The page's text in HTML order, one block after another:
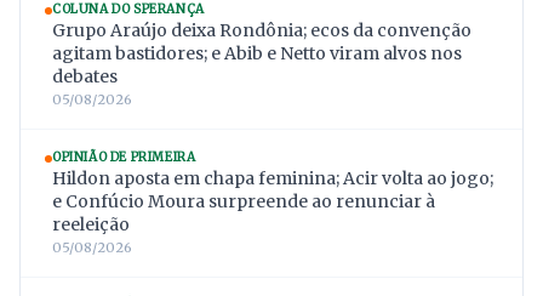
COLUNA DO SPERANÇA
Grupo Araújo deixa Rondônia; ecos da convenção
agitam bastidores; e Abib e Netto viram alvos nos
debates
05/08/2026
OPINIÃO DE PRIMEIRA
Hildon aposta em chapa feminina; Acir volta ao jogo;
e Confúcio Moura surpreende ao renunciar à
reeleição
05/08/2026